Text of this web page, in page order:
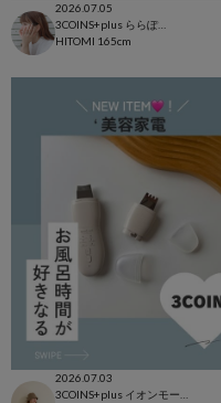
2026.07.05
HITOMI 165cm
2026.07.03